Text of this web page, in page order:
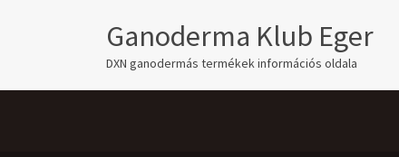
Ganoderma Klub Eger
DXN ganodermás termékek információs oldala